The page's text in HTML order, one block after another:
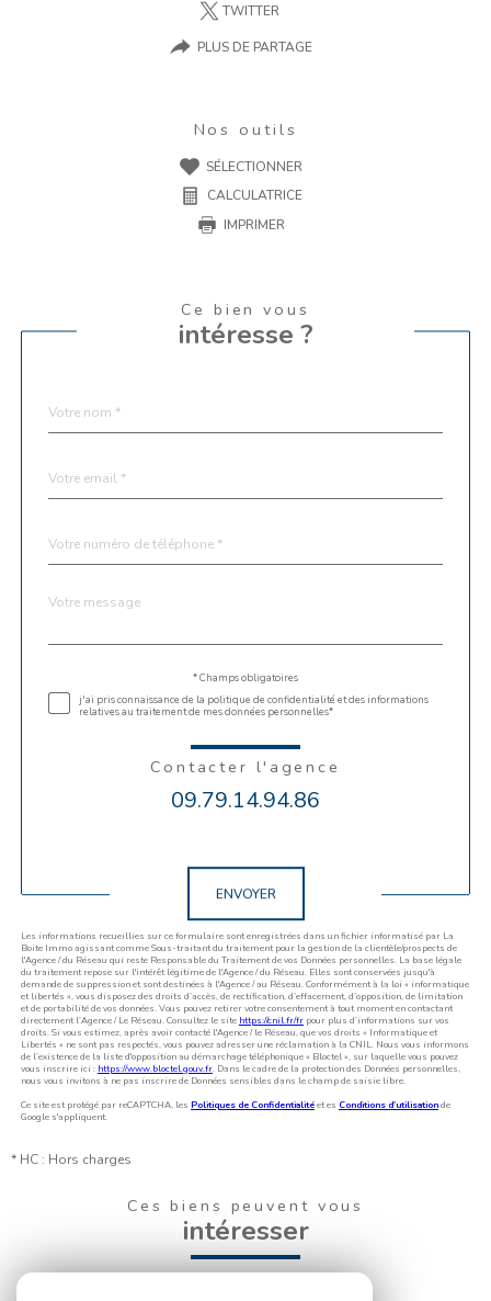
TWITTER
PLUS DE PARTAGE
Nos outils
SÉLECTIONNER
CALCULATRICE
IMPRIMER
Ce bien vous
intéresse ?
par
*
*
*
Fieldset
Message
*
* Champs obligatoires
j'ai pris connaissance de la politique de confidentialité et des informations
relatives au traitement de mes données personnelles*
Contacter l'agence
09.79.14.94.86
ENVOYER
Les informations recueillies sur ce formulaire sont enregistrées dans un fichier informatisé par La
Boite Immo agissant comme Sous-traitant du traitement pour la gestion de la clientèle/prospects de
l'Agence / du Réseau qui reste Responsable du Traitement de vos Données personnelles. La base légale
du traitement repose sur l'intérêt légitime de l'Agence / du Réseau. Elles sont conservées jusqu'à
demande de suppression et sont destinées à l'Agence / au Réseau. Conformément à la loi « informatique
et libertés », vous disposez des droits d’accès, de rectification, d’effacement, d’opposition, de limitation
et de portabilité de vos données. Vous pouvez retirer votre consentement à tout moment en contactant
directement l’Agence / Le Réseau. Consultez le site https://cnil.fr/fr pour plus d’informations sur vos
droits. Si vous estimez, après avoir contacté l'Agence / le Réseau, que vos droits « Informatique et
Libertés » ne sont pas respectés, vous pouvez adresser une réclamation à la CNIL. Nous vous informons
de l’existence de la liste d'opposition au démarchage téléphonique « Bloctel », sur laquelle vous pouvez
vous inscrire ici : https://www.bloctel.gouv.fr. Dans le cadre de la protection des Données personnelles,
nous vous invitons à ne pas inscrire de Données sensibles dans le champ de saisie libre.
Ce site est protégé par reCAPTCHA, les Politiques de Confidentialitéet es Conditions d'utilisationde
Google s'appliquent.
* HC : Hors charges
Ces biens peuvent vous
intéresser